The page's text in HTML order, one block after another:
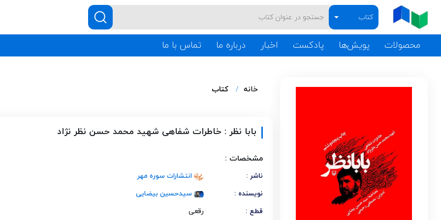
کتاب
محصولات پویش‌ها پادکست اخبار درباره ما تماس با ما
خانه کتاب
بابا نظر : خاطرات شفاهی شهید محمد حسن نظر نژاد
مشخصات :
ناشر :
انتشارات سوره مهر
نویسنده :
سیدحسین بیضایی
قطع :
رقعی